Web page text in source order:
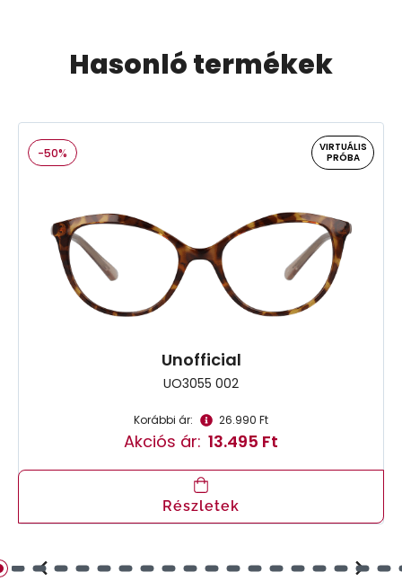
Hasonló termékek
-50%
VIRTUÁLIS
PRÓBA
Unofficial
UO3055 002
Korábbi ár: 26.990 Ft
Akciós ár: 13.495 Ft
Részletek